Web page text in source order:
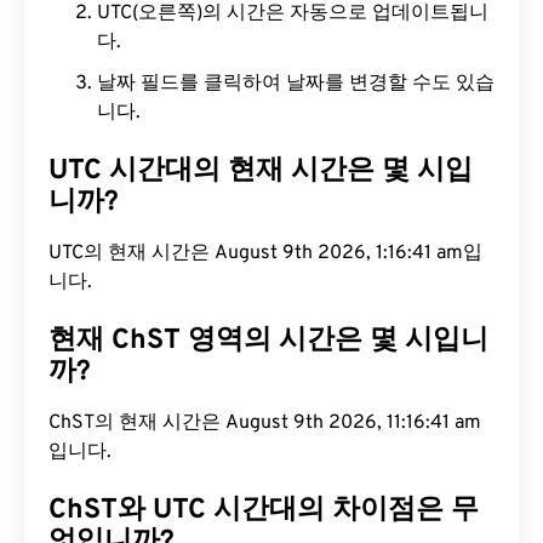
UTC(오른쪽)의 시간은 자동으로 업데이트됩니
다.
날짜 필드를 클릭하여 날짜를 변경할 수도 있습
니다.
UTC 시간대의 현재 시간은 몇 시입
니까?
UTC의 현재 시간은 August 9th 2026, 1:16:42 am입
니다.
현재 ChST 영역의 시간은 몇 시입니
까?
ChST의 현재 시간은 August 9th 2026, 11:16:42 am
입니다.
ChST와 UTC 시간대의 차이점은 무